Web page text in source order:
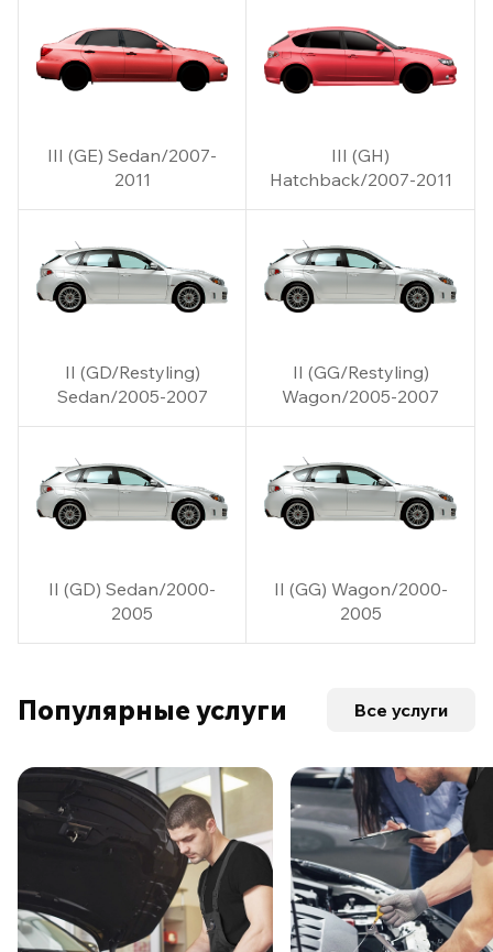
III (GE) Sedan/2007-
2011
III (GH)
Hatchback/2007-2011
II (GD/Restyling)
Sedan/2005-2007
II (GG/Restyling)
Wagon/2005-2007
II (GD) Sedan/2000-
2005
II (GG) Wagon/2000-
2005
Популярные услуги Все услуги